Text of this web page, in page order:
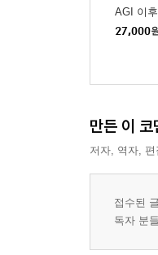
불꽃 속에
요람 속의 뱀
세상이 멈출
빼앗긴 봄,
죽음을 두려
용이 끄는
자기 자신
AGI 이
27,000
만든 이 코
저자, 역자,
접수된
독자 분